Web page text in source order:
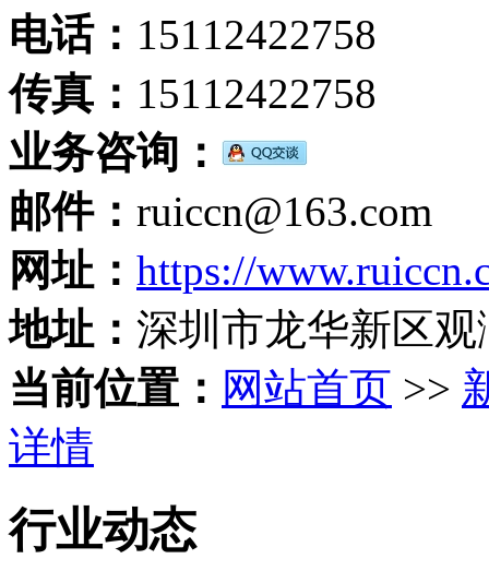
电话： 15112422758
传真： 15112422758
业务咨询：
邮件： ruiccn@163.com
网址： https://
地址： 深圳市龙华新区
当前位置： 网站首页 >>
详情
行业动态